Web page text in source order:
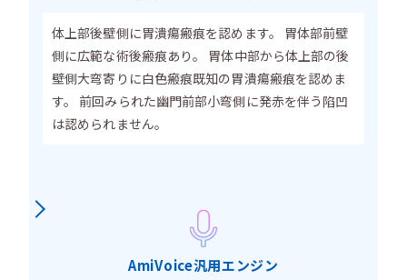
体上部後壁側に胃潰瘍瘢痕を認めます。 胃体部前壁
側に広範な術後瘢痕あり。 胃体中部から体上部の後
壁側大弯寄りに白色瘢痕既知の胃潰瘍瘢痕を認めま
す。 前回みられた幽門前部小弯側に発赤を伴う陷凹
は認められません。
AmiVoice汎用エンジン